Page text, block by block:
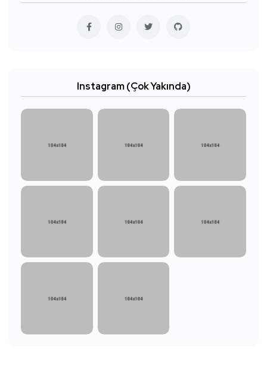
Instagram (Çok Yakında)